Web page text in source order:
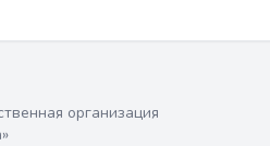
организация